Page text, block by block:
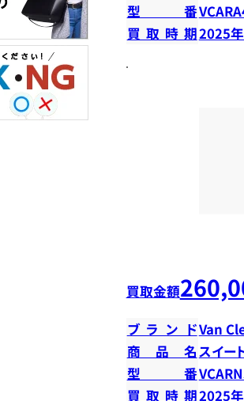
型番
買取時期2025
買取金額
ブランドVan
商品名スイー
型番
買取時期2025